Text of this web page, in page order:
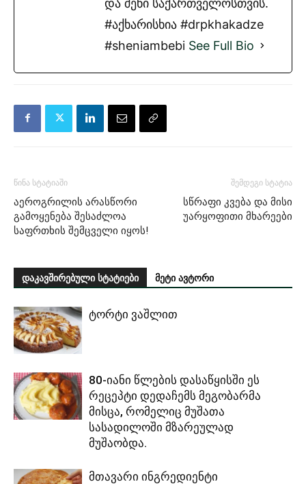
და შენი საქართველოსთვის.
#აქხარისხია #drpkhakadze
#sheniambebi See Full Bio
წინა სტატიაში
აეროგრილის არასწორი
გამოყენება შესაძლოა
საფრთხის შემცველი იყოს!
შემდეგი სტატია
სწრაფი კვება და მისი
უარყოფითი მხარეები
დაკავშირებული სტატიები მეტი ავტორი
ტორტი ვაშლით
80-იანი წლების დასაწყისში ეს
რეცეპტი დედაჩემს მეგობარმა
მისცა, რომელიც მუშათა
სასადილოში მზარეულად
მუშაობდა.
მთავარი ინგრედიენტი